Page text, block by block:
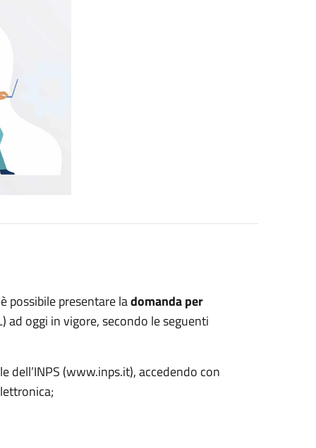
possibile presentare ladomanda per
ad oggi in vigore, secondo le seguenti
(www.inps.it), accedendo con